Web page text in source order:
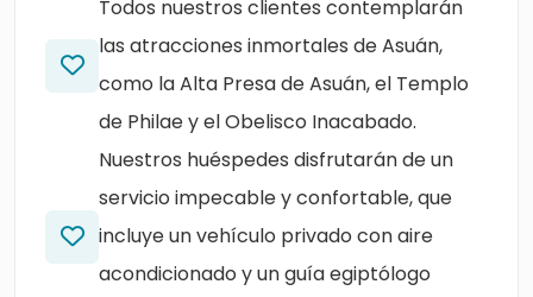
Todos nuestros clientes contemplarán
las atracciones inmortales de Asuán,
como la Alta Presa de Asuán, el Templo
de Philae y el Obelisco Inacabado.
Nuestros huéspedes disfrutarán de un
servicio impecable y confortable, que
incluye un vehículo privado con aire
acondicionado y un guía egiptólogo